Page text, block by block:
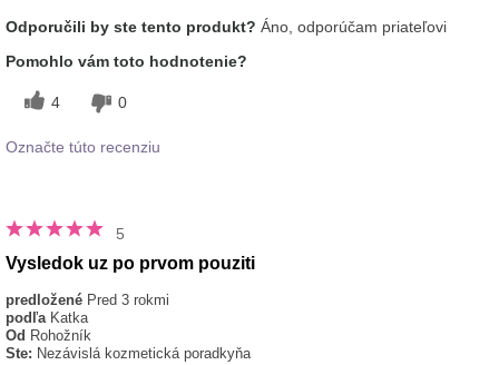
používaním tohto prípravku?
Príjemný pocit na pokožke
typ pleti
Odporučili by ste tento produkt? Áno, odporúčam priateľovi
Pomohlo vám toto hodnotenie?
4 0
Označte túto recenziu
5
Vysledok uz po prvom pouziti
predložené Pred 3 rokmi
podľa Katka
Od Rohožník
Ste: Nezávislá kozmetická poradkyňa